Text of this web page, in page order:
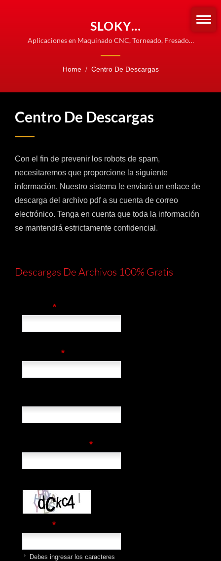
SLOKY
DESTORNILLADORES DE
PAR – CONTROL DE
PRECISIÓN PARA
MECANIZADO Y FIJACIÓN
INDUSTRIAL
Aplicaciones en Maquinado CNC, Torneado, Fresado y
Home / Centro De Descargas
Centro De Descargas
Con el fin de prevenir los robots de spam,
necesitaremos que proporcione la siguiente
información. Nuestro sistema le enviará un enlace de
descarga del archivo pdf a su cuenta de correo
electrónico. Tenga en cuenta que toda la información
se mantendrá estrictamente confidencial.
Descargas De Archivos 100% Gratis
*
*
*
*
Debes ingresar los caracteres